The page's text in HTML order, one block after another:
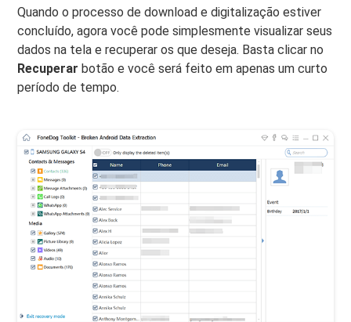
Quando o processo de download e digitalização estiver
concluído, agora você pode simplesmente visualizar seus
dados na tela e recuperar os que deseja. Basta clicar no
Recuperar botão e você será feito em apenas um curto
período de tempo.